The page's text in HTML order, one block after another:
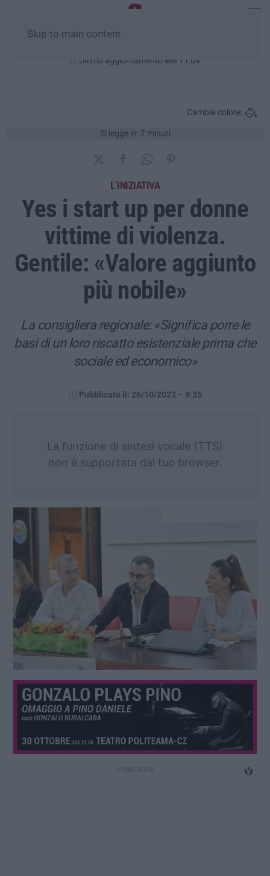
Skip to main content
Ultimo aggiornamento alle 11:04
Si legge in: 7 minuti
Cambia colore:
L’INIZIATIVA
Yes i start up per donne
vittime di violenza.
Gentile: «Valore aggiunto
più nobile»
La consigliera regionale: «Significa porre le
basi di un loro riscatto esistenziale prima che
sociale ed economico»
Pubblicato il: 26/10/2023 – 9:35
La funzione di sintesi vocale (TTS)
non è supportata dal tuo browser.